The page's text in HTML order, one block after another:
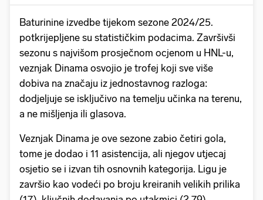
Baturinine izvedbe tijekom sezone 2024/25.
potkrijepljene su statističkim podacima. Završivši
sezonu s najvišom prosječnom ocjenom u HNL-u,
veznjak Dinama osvojio je trofej koji sve više
dobiva na značaju iz jednostavnog razloga:
dodjeljuje se isključivo na temelju učinka na terenu,
a ne mišljenja ili glasova.
Veznjak Dinama je ove sezone zabio četiri gola,
tome je dodao i 11 asistencija, ali njegov utjecaj
osjetio se i izvan tih osnovnih kategorija. Ligu je
završio kao vodeći po broju kreiranih velikih prilika